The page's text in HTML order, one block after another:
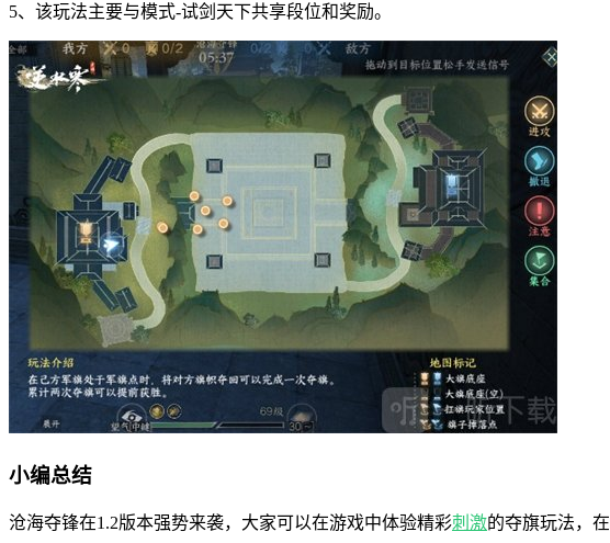
5、该玩法主要与模式-试剑天下共享段位和奖励。
小编总结
沧海夺锋在1.2版本强势来袭，大家可以在游戏中体验精彩刺激的夺旗玩法，